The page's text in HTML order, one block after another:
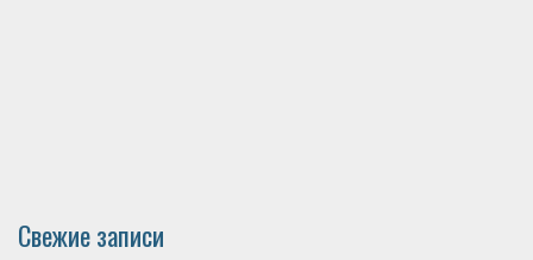
Свежие записи